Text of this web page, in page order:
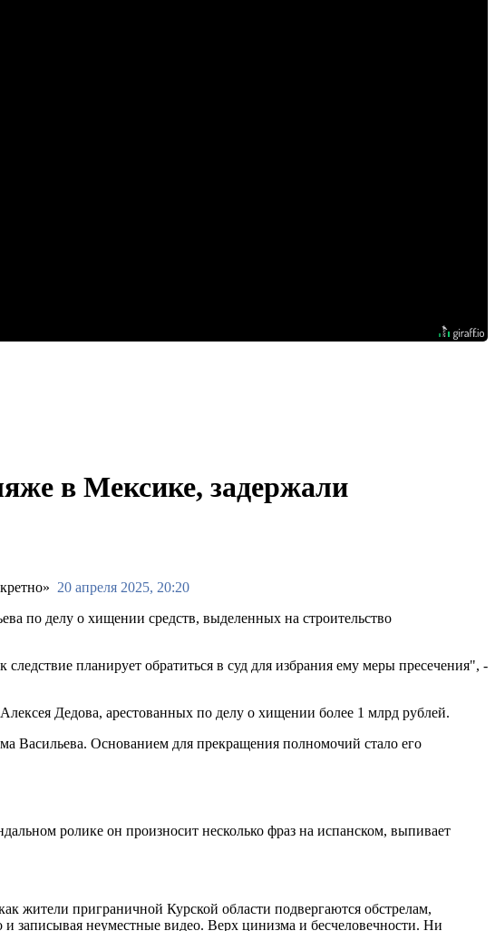
в Мексике, задержали
20 апреля 2025, 20:20
по делу о хищении средств, выделенных на строительство
планирует обратиться в суд для избрания ему меры пресечения", -
Дедова, арестованных по делу о хищении более 1 млрд рублей.
Васильева. Основанием для прекращения полномочий стало его
ролике он произносит несколько фраз на испанском, выпивает
жители приграничной Курской области подвергаются обстрелам,
записывая неуместные видео. Верх цинизма и бесчеловечности. Ни